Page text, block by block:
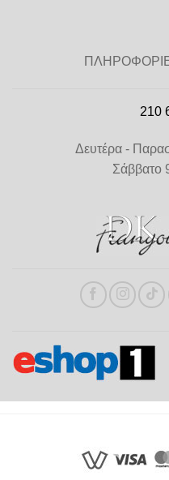
210
Δευτέρα -
Σάββατο